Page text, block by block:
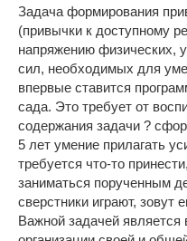
Задача формирования
(привычки к доступному
напряжению физических,
сил, необходимых для
впервые ставится
сада. Это требует от
содержания задачи ?
5 лет умение прилагать
требуется что-то
заниматься порученным
сверстники играют, зовут
Важной задачей является